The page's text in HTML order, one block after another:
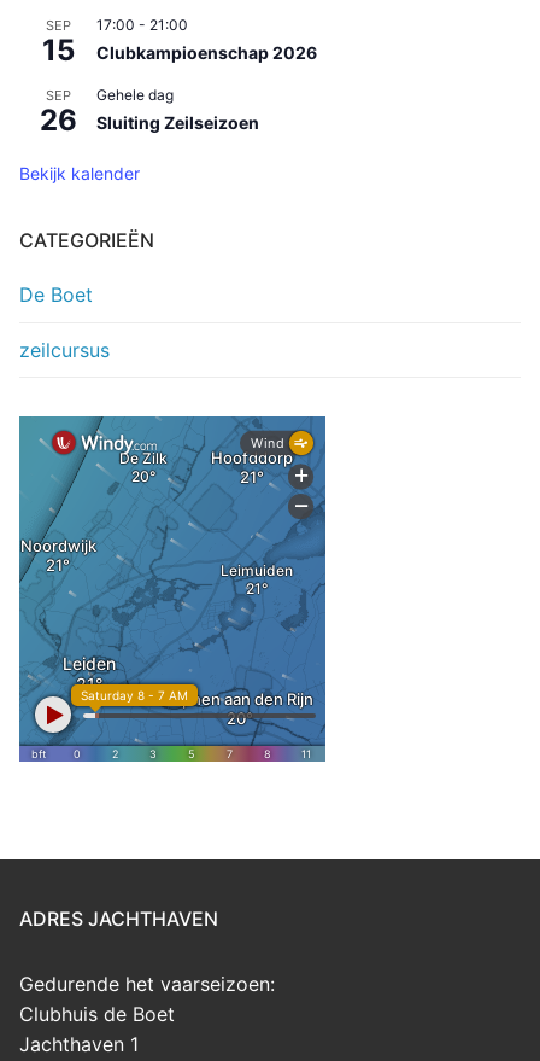
SEP
15
17:00 - 21:00
Clubkampioenschap 2026
SEP
26
Gehele dag
Sluiting Zeilseizoen
Bekijk kalender
CATEGORIEËN
De Boet
zeilcursus
ADRES JACHTHAVEN
Gedurende het vaarseizoen:
Clubhuis de Boet
Jachthaven 1